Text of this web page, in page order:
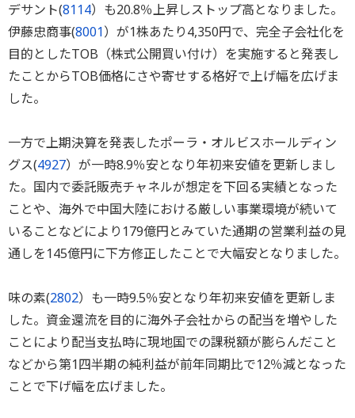
デサント(8114）も20.8％上昇しストップ高となりました。
伊藤忠商事(8001）が1株あたり4,350円で、完全子会社化を
目的としたTOB（株式公開買い付け）を実施すると発表し
たことからTOB価格にさや寄せする格好で上げ幅を広げま
した。
一方で上期決算を発表したポーラ・オルビスホールディン
グス(4927）が一時8.9％安となり年初来安値を更新しまし
た。国内で委託販売チャネルが想定を下回る実績となった
ことや、海外で中国大陸における厳しい事業環境が続いて
いることなどにより179億円とみていた通期の営業利益の見
通しを145億円に下方修正したことで大幅安となりました。
味の素(2802）も一時9.5％安となり年初来安値を更新しま
した。資金還流を目的に海外子会社からの配当を増やした
ことにより配当支払時に現地国での課税額が膨らんだこと
などから第1四半期の純利益が前年同期比で12％減となった
ことで下げ幅を広げました。